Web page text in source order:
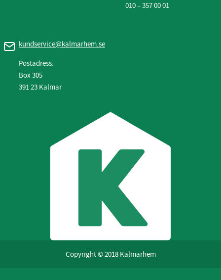
010 – 357 00 01
kundservice@kalmarhem.se
Postadress:
Box 305
391 23 Kalmar
Copyright © 2018 Kalmarhem